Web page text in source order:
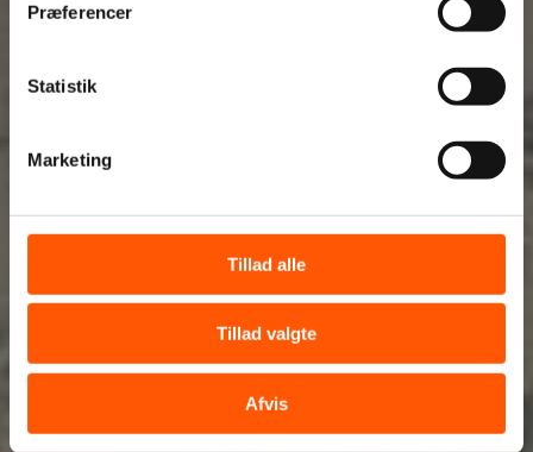
Præferencer
Statistik
Marketing
Tillad alle
Tillad valgte
Afvis